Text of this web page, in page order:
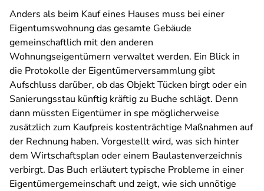
Anders als beim Kauf eines Hauses muss bei einer
Eigentumswohnung das gesamte Gebäude
gemeinschaftlich mit den anderen
Wohnungseigentümern verwaltet werden. Ein Blick in
die Protokolle der Eigentümerversammlung gibt
Aufschluss darüber, ob das Objekt Tücken birgt oder ein
Sanierungsstau künftig kräftig zu Buche schlägt. Denn
dann müssten Eigentümer in spe möglicherweise
zusätzlich zum Kaufpreis kostenträchtige Maßnahmen auf
der Rechnung haben. Vorgestellt wird, was sich hinter
dem Wirtschaftsplan oder einem Baulastenverzeichnis
verbirgt. Das Buch erläutert typische Probleme in einer
Eigentümergemeinschaft und zeigt, wie sich unnötige